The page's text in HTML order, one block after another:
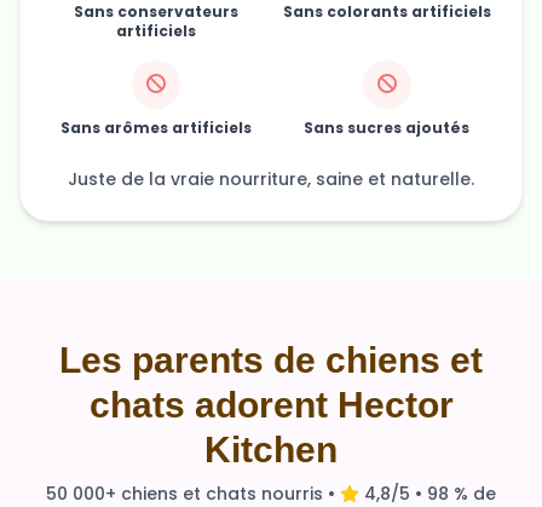
Sans conservateurs
artificiels
Sans colorants artificiels
Sans arômes artificiels Sans sucres ajoutés
Juste de la vraie nourriture, saine et naturelle.
Les parents de chiens et
chats adorent Hector
Kitchen
50 000+ chiens et chats nourris •
4,8/5 • 98 % de